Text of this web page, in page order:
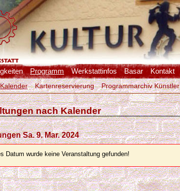
Programm Werkstattinfos Basar Kontakt
Kalender Kartenreservierung Programmarchiv Künstler
nach Kalender
Sa. 9. Mar. 2024
Datum wurde keine Veranstaltung gefunden!